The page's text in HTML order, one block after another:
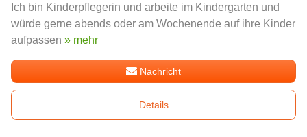
Ich bin Kinderpflegerin und arbeite im Kindergarten und
würde gerne abends oder am Wochenende auf ihre Kinder
aufpassen » mehr
Nachricht
Details